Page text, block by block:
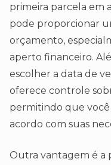
primeira parcela em
pode proporcionar
orçamento,
aperto financeiro.
escolher a data de
oferece controle
permitindo que
acordo com suas
Outra vantagem é a